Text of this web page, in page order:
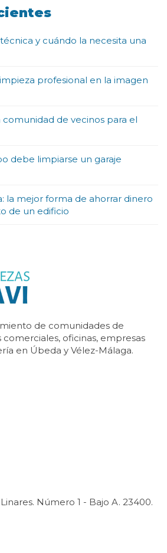
y cuándo la necesita una
profesional en la imagen
de vecinos para el
debe limpiarse un garaje
la mejor forma de ahorrar dinero
de un edificio
de comunidades de
oficinas, empresas
en Úbeda y Vélez-Málaga.
Número 1 - Bajo A. 23400.